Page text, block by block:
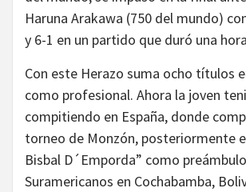
Haruna Arakawa (750 del mundo)
y 6-1 en un partido que duró una
Con este Herazo suma ocho títulos
como profesional. Ahora la joven
compitiendo en España, donde
torneo de Monzón, posteriormente
Bisbal D´Emporda” como
Suramericanos en Cochabamba,